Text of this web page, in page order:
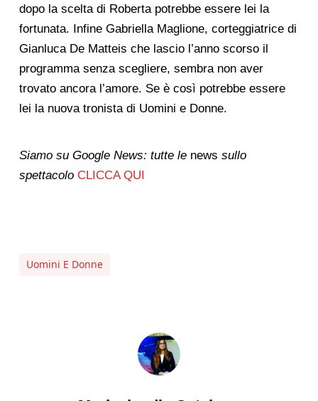
dopo la scelta di Roberta potrebbe essere lei la
fortunata. Infine Gabriella Maglione, corteggiatrice di
Gianluca De Matteis che lascio l’anno scorso il
programma senza scegliere, sembra non aver
trovato ancora l’amore. Se è così potrebbe essere
lei la nuova tronista di Uomini e Donne.
Siamo su Google News: tutte lenews sullo
spettacolo CLICCA QUI
Uomini E Donne